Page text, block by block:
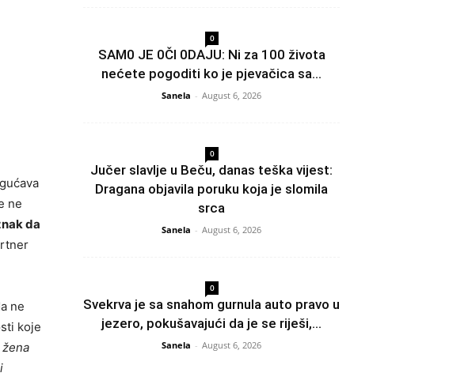
ne
da
ne
koje
žena
0
SAM0 JE 0Čl 0DAJU: Ni za 100 života
nećete pogoditi ko je pjevačica sa...
Sanela - August 6, 2026
0
Jučer slavlje u Beču, danas teška vijest:
Dragana objavila poruku koja je slomila
srca
Sanela - August 6, 2026
0
Svekrva je sa snahom gurnula auto pravo u
jezero, pokušavajući da je se riješi,...
Sanela - August 6, 2026